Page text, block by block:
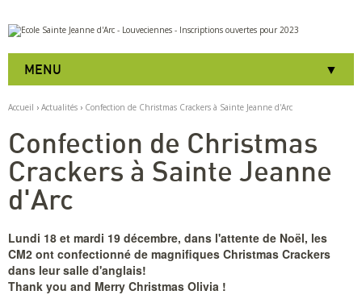
Aller
au
contenu.
à
navigation
Outils
personnels
MENU
Accueil › Actualités › Confection de Christmas Crackers à Sainte Jeanne d'Arc
Confection de Christmas
Crackers à Sainte Jeanne
d'Arc
Lundi 18 et mardi 19 décembre, dans l'attente de Noël, les
CM2 ont confectionné de magnifiques Christmas Crackers
dans leur salle d'anglais!
Thank you and Merry Christmas Olivia !